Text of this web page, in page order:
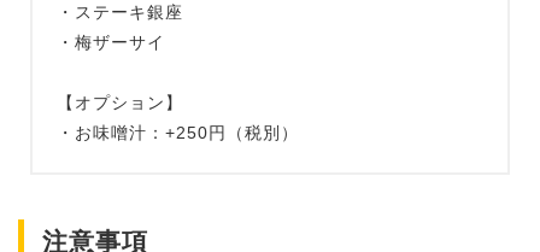
・ステーキ銀座
・梅ザーサイ
【オプション】
・お味噌汁：+250円（税別）
注意事項